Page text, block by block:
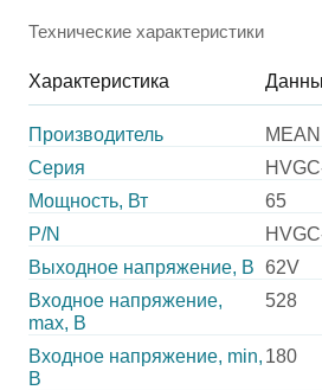
Технические характеристики
Характеристика
Производитель
Серия
Мощность, Вт
65
P/N
Выходное напряжение, В 62V
Входное напряжение,
max, В
528
Входное напряжение, min,
В
180